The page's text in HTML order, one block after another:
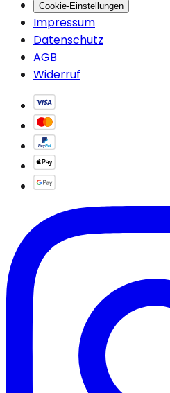
Cookie-Einstellungen
Impressum
Datenschutz
AGB
Widerruf